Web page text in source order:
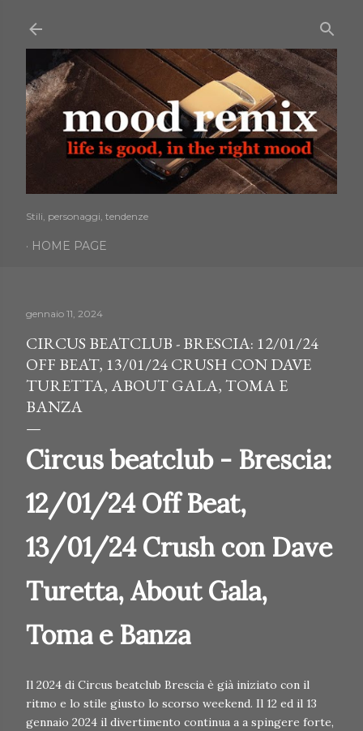
Stili, personaggi, tendenze
HOME PAGE
gennaio 11, 2024
CIRCUS BEATCLUB - BRESCIA: 12/01/24
OFF BEAT, 13/01/24 CRUSH CON DAVE
TURETTA, ABOUT GALA, TOMA E
BANZA
Circus beatclub - Brescia:
12/01/24 Off Beat,
13/01/24 Crush con Dave
Turetta, About Gala,
Toma e Banza
Il 2024 di Circus beatclub Brescia è già iniziato con il
ritmo e lo stile giusto lo scorso weekend. Il 12 ed il 13
gennaio 2024 il divertimento continua a a spingere forte,